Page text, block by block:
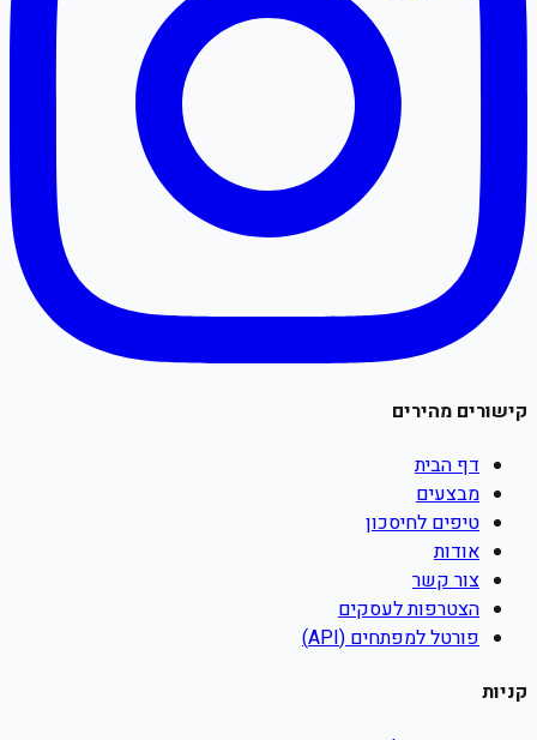
קישורים מהירים
דף הבית
מבצעים
טיפים לחיסכון
אודות
צור קשר
הצטרפות לעסקים
פורטל למפתחים (API)
קניות